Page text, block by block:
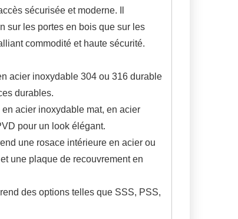
sécurisée et moderne. Il
sur les portes en bois que sur les
commodité et haute sécurité.
acier inoxydable 304 ou 316 durable
durables.
acier inoxydable mat, en acier
pour un look élégant.
une rosace intérieure en acier ou
une plaque de recouvrement en
des options telles que SSS, PSS,